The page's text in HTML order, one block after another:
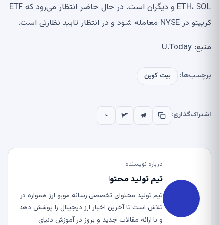
ETH، SOL و دیگران است. در حال حاضر انتظار می‌رود که ETF
کریپتو در NYSE معامله شود و در انتظار تایید نظارتی است.
منبع: U.Today
برچسب‌ها: بیت کوین
اشتراک‌گذاری:
درباره نویسنده
تیم تولید محتوا
تیم تولید محتوای تخصصی رسانه موبو ارز همواره در
تلاش است تا آخرین اخبار ارز دیجیتال را پوشش دهد
و با ارائه مقالات جدید و بروز در آموزش دنیای